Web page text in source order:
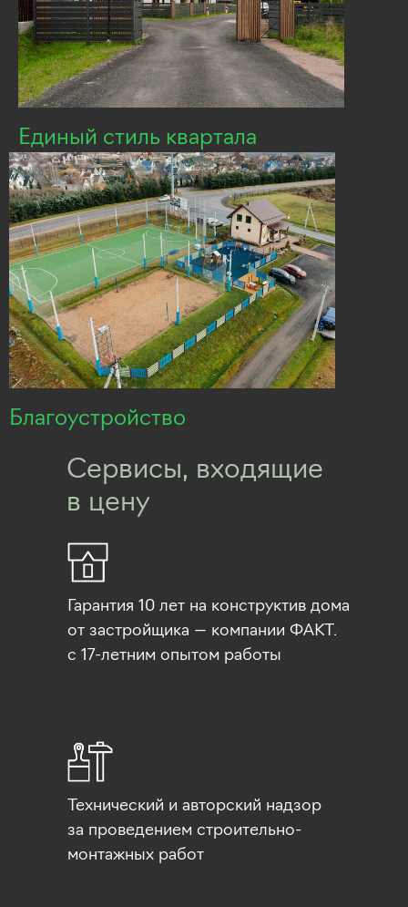
Единый стиль квартала
Благоустройство
Сервисы, входящие
в цену
Гарантия 10 лет на конструктив дома
от застройщика — компании ФАКТ.
с 17-летним опытом работы
Технический и авторский надзор
за проведением строительно-
монтажных работ